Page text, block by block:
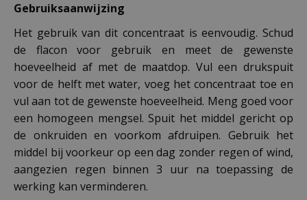
Gebruiksaanwijzing
Het gebruik van dit concentraat is eenvoudig. Schud
de flacon voor gebruik en meet de gewenste
hoeveelheid af met de maatdop. Vul een drukspuit
voor de helft met water, voeg het concentraat toe en
vul aan tot de gewenste hoeveelheid. Meng goed voor
een homogeen mengsel. Spuit het middel gericht op
de onkruiden en voorkom afdruipen. Gebruik het
middel bij voorkeur op een dag zonder regen of wind,
aangezien regen binnen 3 uur na toepassing de
werking kan verminderen.